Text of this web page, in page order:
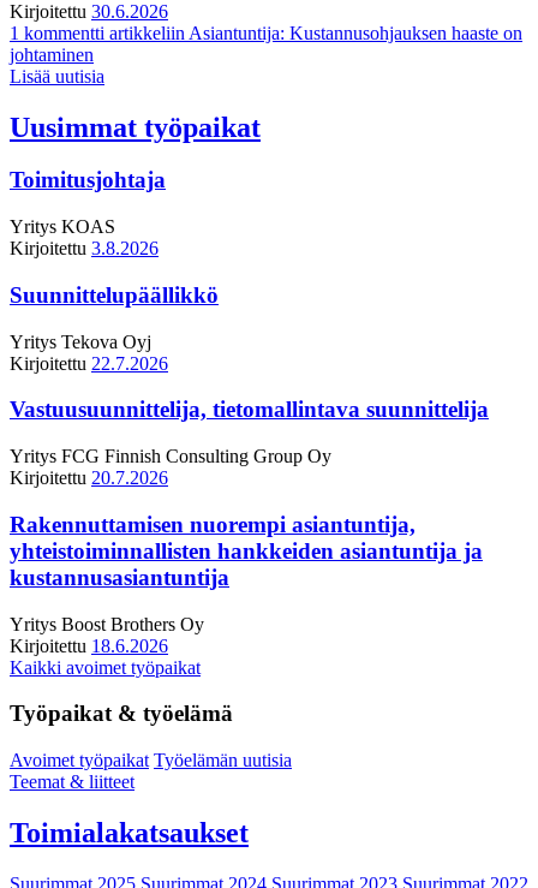
Kirjoitettu 30.6.2026
1 kommentti artikkeliin Asiantuntija: Kustannusohjauksen haaste on
johtaminen
Lisää uutisia
Uusimmat työpaikat
Toimitusjohtaja
Yritys KOAS
Kirjoitettu 3.8.2026
Suunnittelupäällikkö
Yritys Tekova Oyj
Kirjoitettu 22.7.2026
Vastuusuunnittelija, tietomallintava suunnittelija
Yritys FCG Finnish Consulting Group Oy
Kirjoitettu 20.7.2026
Rakennuttamisen nuorempi asiantuntija,
yhteistoiminnallisten hankkeiden asiantuntija ja
kustannusasiantuntija
Yritys Boost Brothers Oy
Kirjoitettu 18.6.2026
Kaikki avoimet työpaikat
Työpaikat & työelämä
Avoimet työpaikat Työelämän uutisia
Teemat & liitteet
Toimialakatsaukset
Suurimmat 2025 Suurimmat 2024 Suurimmat 2023 Suurimmat 2022